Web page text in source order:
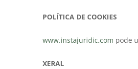
POLÍTICA DE COOKIES
www.instajuridic.com pode
XERAL